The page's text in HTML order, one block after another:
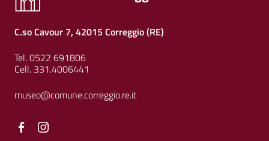
C.so Cavour 7, 42015 Correggio (RE)
Tel. 0522 691806
Cell. 331.4006441
museo@comune.correggio.re.it
Facebook